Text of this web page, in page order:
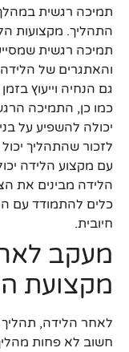
תמיכה רגשית
התהליך. מקצועות
תמיכה רגשית
והאתגרים של
גם הנחיה וייעוץ
כמו כן, התמיכה
יכולה להשפיע על
לזכור שהתהליך
עם מקצוע הלידה
הלידה מבינים את
כלים להתמודד עם
חיובית.
מעקב
מקצועת
לאחר הלידה,
חשוב לא פחות